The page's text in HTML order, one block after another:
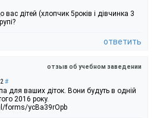
дітей (хлопчик 5років і дівчинка 3
ответить
отзыв об учебном заведении
#
для ваших діток. Вони будуть в одній
2016 року.
forms/ycBa39rOpb